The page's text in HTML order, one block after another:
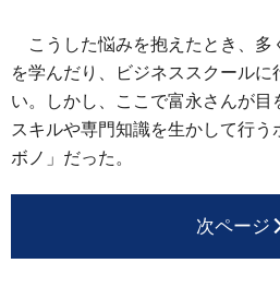
こうした悩みを抱えたとき、
を学んだり、ビジネススクール
い。しかし、ここで富永さんが
スキルや専門知識を生かして行う
ボノ」だった。
次ページ